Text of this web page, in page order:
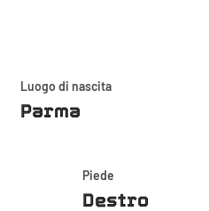
Luogo di nascita
Parma
Piede
Destro